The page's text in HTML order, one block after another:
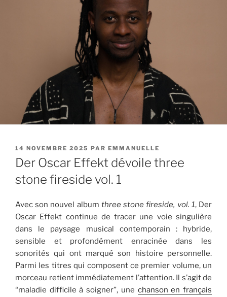
PUBLIÉ
LE
14 NOVEMBRE 2025 PAR EMMANUELLE
Der Oscar Effekt dévoile three
stone fireside vol. 1
Avec son nouvel album three stone fireside, vol. 1, Der
Oscar Effekt continue de tracer une voie singulière
dans le paysage musical contemporain : hybride,
sensible et profondément enracinée dans les
sonorités qui ont marqué son histoire personnelle.
Parmi les titres qui composent ce premier volume, un
morceau retient immédiatement l’attention. Il s’agit de
“maladie difficile à soigner”, une chanson en français